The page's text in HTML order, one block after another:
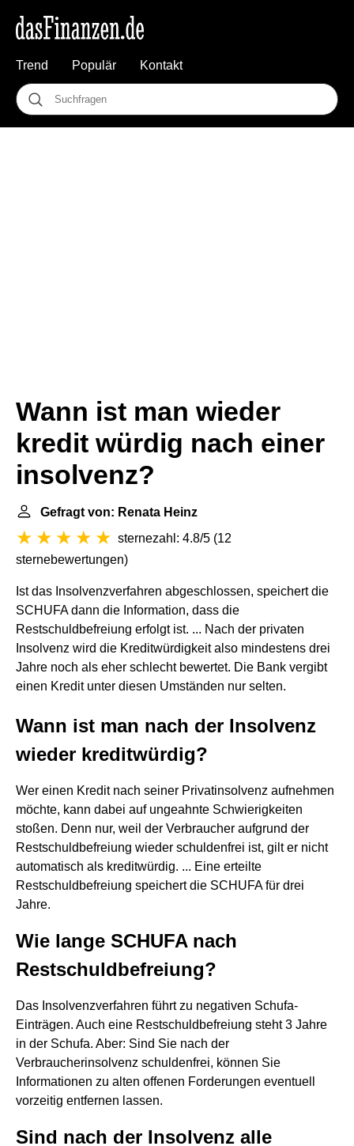
Trend Populär Kontakt
Wann ist man wieder
kredit würdig nach einer
insolvenz?
Gefragt von: Renata Heinz
sternezahl: 4.8/5 (12
sternebewertungen)
Ist das Insolvenzverfahren abgeschlossen, speichert die
SCHUFA dann die Information, dass die
Restschuldbefreiung erfolgt ist. ... Nach der privaten
Insolvenz wird die Kreditwürdigkeit also mindestens drei
Jahre noch als eher schlecht bewertet. Die Bank vergibt
einen Kredit unter diesen Umständen nur selten.
Wann ist man nach der Insolvenz
wieder kreditwürdig?
Wer einen Kredit nach seiner Privatinsolvenz aufnehmen
möchte, kann dabei auf ungeahnte Schwierigkeiten
stoßen. Denn nur, weil der Verbraucher aufgrund der
Restschuldbefreiung wieder schuldenfrei ist, gilt er nicht
automatisch als kreditwürdig. ... Eine erteilte
Restschuldbefreiung speichert die SCHUFA für drei
Jahre.
Wie lange SCHUFA nach
Restschuldbefreiung?
Das Insolvenzverfahren führt zu negativen Schufa-
Einträgen. Auch eine Restschuldbefreiung steht 3 Jahre
in der Schufa. Aber: Sind Sie nach der
Verbraucherinsolvenz schuldenfrei, können Sie
Informationen zu alten offenen Forderungen eventuell
vorzeitig entfernen lassen.
Sind nach der Insolvenz alle